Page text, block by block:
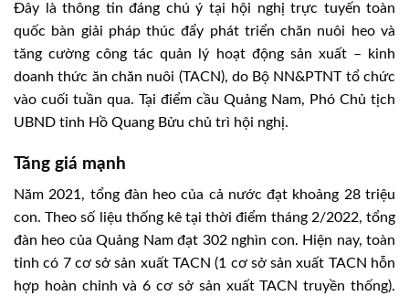
Đây là thông tin đáng chú ý tại hội nghị trực tuyến toàn
quốc bàn giải pháp thúc đẩy phát triển chăn nuôi heo và
tăng cường công tác quản lý hoạt động sản xuất – kinh
doanh thức ăn chăn nuôi (TACN), do Bộ NN&PTNT tổ chức
vào cuối tuần qua. Tại điểm cầu Quảng Nam, Phó Chủ tịch
UBND tỉnh Hồ Quang Bửu chủ trì hội nghị.
Tăng giá mạnh
Năm 2021, tổng đàn heo của cả nước đạt khoảng 28 triệu
con. Theo số liệu thống kê tại thời điểm tháng 2/2022, tổng
đàn heo của Quảng Nam đạt 302 nghìn con. Hiện nay, toàn
tỉnh có 7 cơ sở sản xuất TACN (1 cơ sở sản xuất TACN hỗn
hợp hoàn chỉnh và 6 cơ sở sản xuất TACN truyền thống).